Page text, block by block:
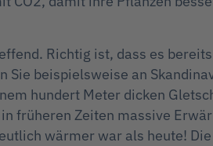
Richtig ist, dass es
beispielsweise an
hundert Meter dicken
früheren Zeiten massive
wärmer war als heute! Die